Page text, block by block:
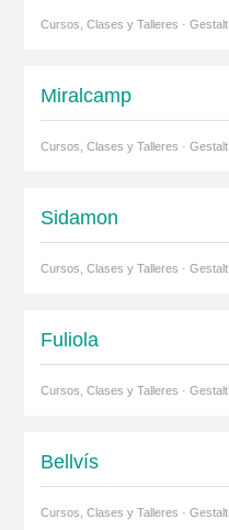
Cursos, Clases y Talleres · Gestalt
Miralcamp
Cursos, Clases y Talleres · Gestalt
Sidamon
Cursos, Clases y Talleres · Gestalt
Fuliola
Cursos, Clases y Talleres · Gestalt
Bellvís
Cursos, Clases y Talleres · Gestalt